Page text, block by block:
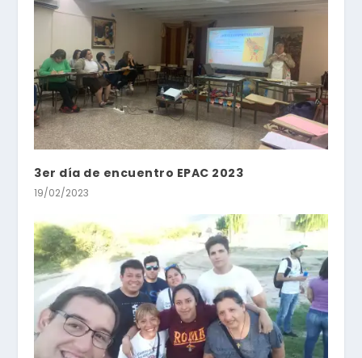
3er día de encuentro EPAC 2023
19/02/2023